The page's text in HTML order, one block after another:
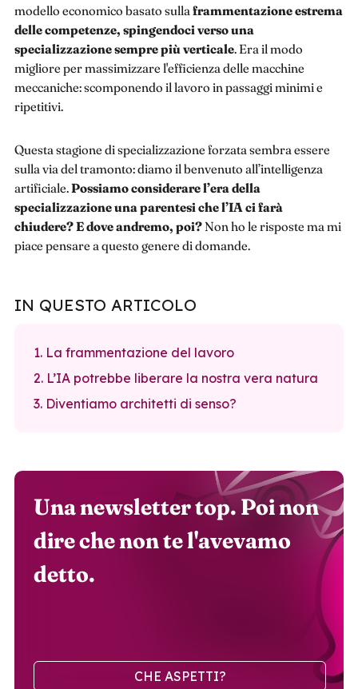
modello economico basato sulla frammentazione estrema
delle competenze, spingendoci verso una
specializzazione sempre più verticale. Era il modo
migliore per massimizzare l'efficienza delle macchine
meccaniche: scomponendo il lavoro in passaggi minimi e
ripetitivi.
Questa stagione di specializzazione forzata sembra essere
sulla via del tramonto: diamo il benvenuto all’intelligenza
artificiale.Possiamo considerare l’era della
specializzazione una parentesi che l’IA ci farà
chiudere? E dove andremo, poi? Non ho le risposte ma mi
piace pensare a questo genere di domande.
IN QUESTO ARTICOLO
1. La frammentazione del lavoro
2. L’IA potrebbe liberare la nostra vera natura
3. Diventiamo architetti di senso?
Una newsletter top. Poi non
dire che non te l'avevamo
detto.
CHE ASPETTI?